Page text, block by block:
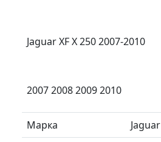
Jaguar XF X 250 2007-2010
2007 2008 2009 2010
Марка
Jaguar